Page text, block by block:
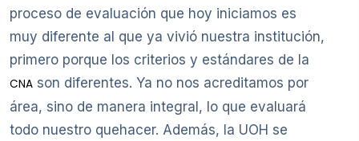
proceso de evaluación que hoy iniciamos es
muy diferente al que ya vivió nuestra institución,
primero porque los criterios y estándares de la
CNA son diferentes. Ya no nos acreditamos por
área, sino de manera integral, lo que evaluará
todo nuestro quehacer. Además, la UOH se